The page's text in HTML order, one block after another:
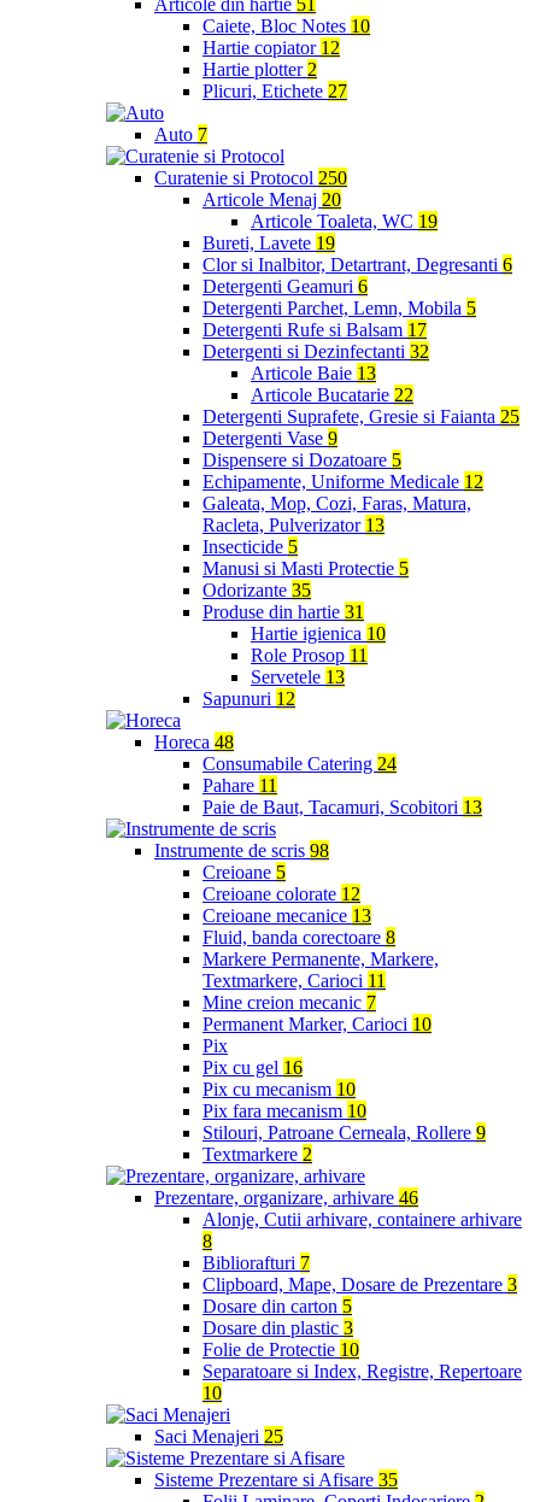
Articole din hartie 51
Caiete, Bloc Notes 10
Hartie copiator 12
Hartie plotter 2
Plicuri, Etichete 27
Auto 7
Curatenie si Protocol 250
Articole Menaj 20
Articole Toaleta, WC 19
Bureti, Lavete 19
Clor si Inalbitor, Detartrant, Degresanti 6
Detergenti Geamuri 6
Detergenti Parchet, Lemn, Mobila 5
Detergenti Rufe si Balsam 17
Detergenti si Dezinfectanti 32
Articole Baie 13
Articole Bucatarie 22
Detergenti Suprafete, Gresie si Faianta 25
Detergenti Vase 9
Dispensere si Dozatoare 5
Echipamente, Uniforme Medicale 12
Galeata, Mop, Cozi, Faras, Matura,
Racleta, Pulverizator 13
Insecticide 5
Manusi si Masti Protectie 5
Odorizante 35
Produse din hartie 31
Hartie igienica 10
Role Prosop 11
Servetele 13
Sapunuri 12
Horeca 48
Consumabile Catering 24
Pahare 11
Paie de Baut, Tacamuri, Scobitori 13
Instrumente de scris 98
Creioane 5
Creioane colorate 12
Creioane mecanice 13
Fluid, banda corectoare 8
Markere Permanente, Markere,
Textmarkere, Carioci 11
Mine creion mecanic 7
Permanent Marker, Carioci 10
Pix
Pix cu gel 16
Pix cu mecanism 10
Pix fara mecanism 10
Stilouri, Patroane Cerneala, Rollere 9
Textmarkere 2
Prezentare, organizare, arhivare 46
Alonje, Cutii arhivare, containere arhivare
8
Bibliorafturi 7
Clipboard, Mape, Dosare de Prezentare 3
Dosare din carton 5
Dosare din plastic 3
Folie de Protectie 10
Separatoare si Index, Registre, Repertoare
10
Saci Menajeri 25
Sisteme Prezentare si Afisare 35